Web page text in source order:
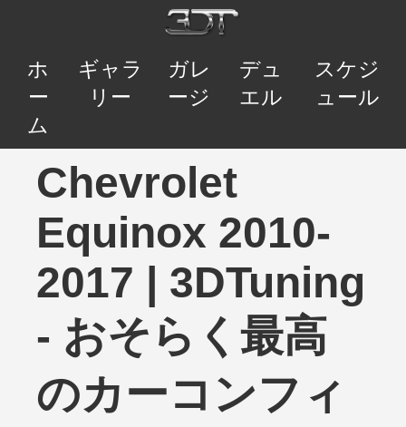
ホ
ー
ム
ギャラ
リー
ガレ
ージ
デュ
エル
スケジ
ュール
Chevrolet
Equinox 2010-
2017 | 3DTuning
- おそらく最高
のカーコンフィ